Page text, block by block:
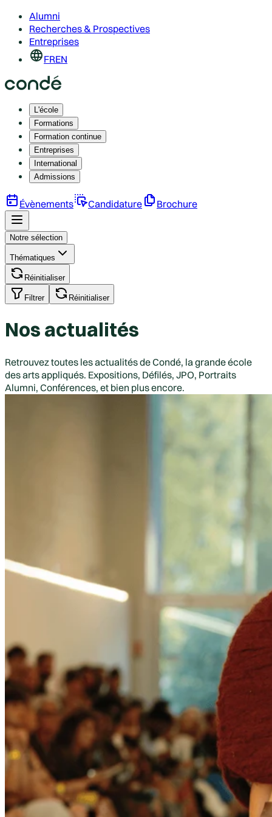
Alumni
Recherches & Prospectives
Entreprises
FREN
L'école
Formations
Formation continue
Entreprises
International
Admissions
Évènements Candidature Brochure
Notre sélection
Thématiques
Réinitialiser
Filtrer Réinitialiser
Nos actualités
Retrouvez toutes les actualités de Condé, la grande école
des arts appliqués. Expositions, Défilés, JPO, Portraits
Alumni, Conférences, et bien plus encore.